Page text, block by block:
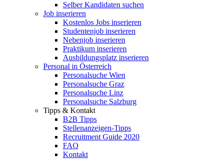
Selber Kandidaten suchen
Job inserieren
Kostenlos Jobs inserieren
Studentenjob inserieren
Nebenjob inserieren
Praktikum inserieren
Ausbildungsplatz inserieren
Personal in Österreich
Personalsuche Wien
Personalsuche Graz
Personalsuche Linz
Personalsuche Salzburg
Tipps & Kontakt
B2B Tipps
Stellenanzeigen-Tipps
Recruitment Guide 2020
FAQ
Kontakt